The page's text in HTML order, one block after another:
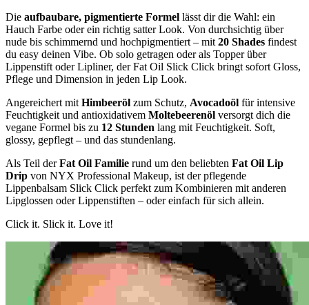
Die aufbaubare, pigmentierte Formel lässt dir die Wahl: ein
Hauch Farbe oder ein richtig satter Look. Von durchsichtig über
nude bis schimmernd und hochpigmentiert – mit 20 Shades findest
du easy deinen Vibe. Ob solo getragen oder als Topper über
Lippenstift oder Lipliner, der Fat Oil Slick Click bringt sofort Gloss,
Pflege und Dimension in jeden Lip Look.
Angereichert mit Himbeeröl zum Schutz, Avocadoöl für intensive
Feuchtigkeit und antioxidativem Moltebeerenöl versorgt dich die
vegane Formel bis zu 12 Stunden lang mit Feuchtigkeit. Soft,
glossy, gepflegt – und das stundenlang.
Als Teil derFat Oil Familie rund um den beliebten Fat Oil Lip
Drip von NYX Professional Makeup, ist der pflegende
Lippenbalsam Slick Click perfekt zum Kombinieren mit anderen
Lipglossen oder Lippenstiften – oder einfach für sich allein.
Click it. Slick it. Love it!